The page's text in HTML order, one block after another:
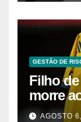
GESTÃO DE
Filho
morre
AGOSTO